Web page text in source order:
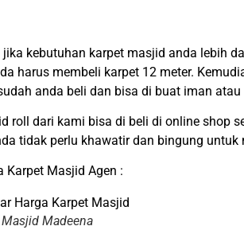
jika kebutuhan karpet masjid anda lebih
harus membeli karpet 12 meter.
anda beli dan bisa di buat iman
roll dari kami bisa di beli di online shop
tidak perlu khawatir dan bingung untuk
Karpet Masjid Agen :
Madeena